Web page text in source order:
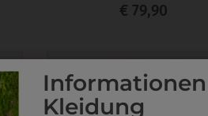
€ 79,90
Kleidung